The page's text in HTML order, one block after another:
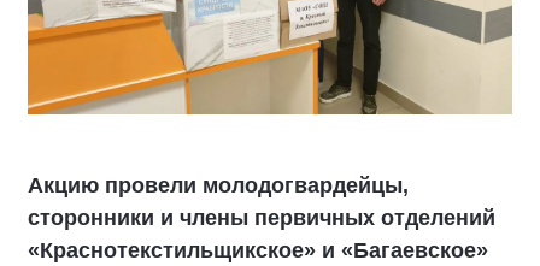
Акцию провели молодогвардейцы,
сторонники и члены первичных отделений
«Краснотекстильщикское» и «Багаевское»